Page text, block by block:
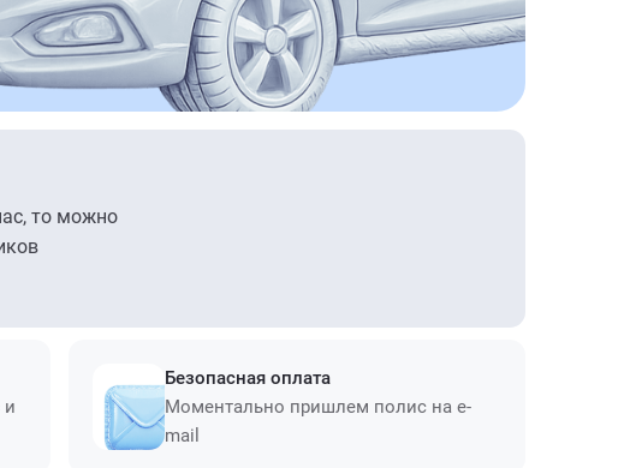
то можно
и
Безопасная оплата
Моментально пришлем полис на e-
mail